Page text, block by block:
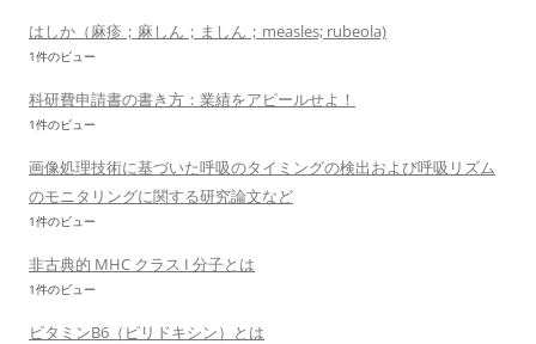
はしか（麻疹；麻しん；ましん；measles; rubeola)
1件のビュー
科研費申請書の書き方：業績をアピールせよ！
1件のビュー
画像処理技術に基づいた呼吸のタイミングの検出および呼吸リズム
のモニタリングに関する研究論文など
1件のビュー
非古典的 MHC クラス I 分子とは
1件のビュー
ビタミンB6（ピリドキシン）とは